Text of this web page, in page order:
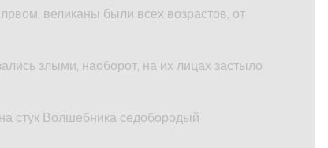
великаны были всех возрастов, от
злыми, наоборот, на их лицах застыло
стук Волшебника седобородый